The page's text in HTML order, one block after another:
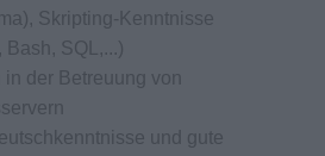
Skripting-Kenntnisse
SQL,...)
in der Betreuung von
und gute